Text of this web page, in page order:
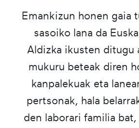
Emankizun honen gaia
sasoiko lana da
Aldizka ikusten ditugu
mukuru beteak diren
kanpalekuak eta
pertsonak, hala
den laborari familia